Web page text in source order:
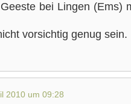
bei Lingen (Ems)
vorsichtig genug sein.
2010 um 09:28